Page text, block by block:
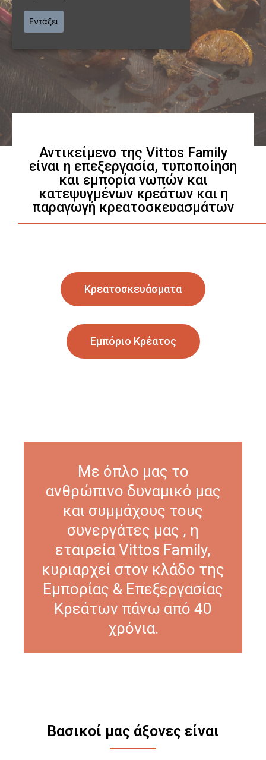
Γνωρίστε μας
Αντικείμενο της Vittos Family
είναι η επεξεργασία, τυποποίηση
και εμπορία νωπών και
κατεψυγμένων κρεάτων και η
παραγωγή κρεατοσκευασμάτων
Κρεατοσκευάσματα
Εμπόριο Κρέατος
Με όπλο μας το
ανθρώπινο δυναμικό μας
και συμμάχους τους
συνεργάτες μας , η
εταιρεία Vittos Family,
κυριαρχεί στον κλάδο της
Εμπορίας & Επεξεργασίας
Κρεάτων πάνω από 40
χρόνια.
Βασικοί μας άξονες είναι
Εντάξει